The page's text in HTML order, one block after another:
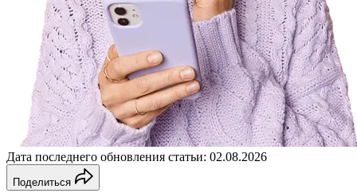
Дата последнего обновления статьи: 02.08.2026
Поделиться